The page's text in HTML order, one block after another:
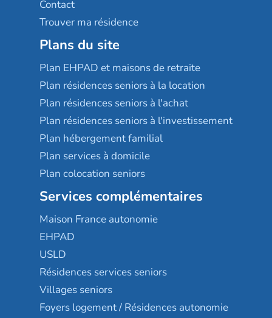
Contact
Trouver ma résidence
Plans du site
Plan EHPAD et maisons de retraite
Plan résidences seniors à la location
Plan résidences seniors à l'achat
Plan résidences seniors à l'investissement
Plan hébergement familial
Plan services à domicile
Plan colocation seniors
Services complémentaires
Maison France autonomie
EHPAD
USLD
Résidences services seniors
Villages seniors
Foyers logement / Résidences autonomie